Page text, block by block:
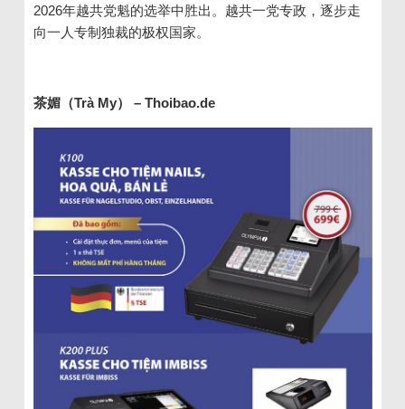
2026年越共党魁的选举中胜出。越共一党专政，逐步走
向一人专制独裁的极权国家。
茶媚（Trà My） – Thoibao.de